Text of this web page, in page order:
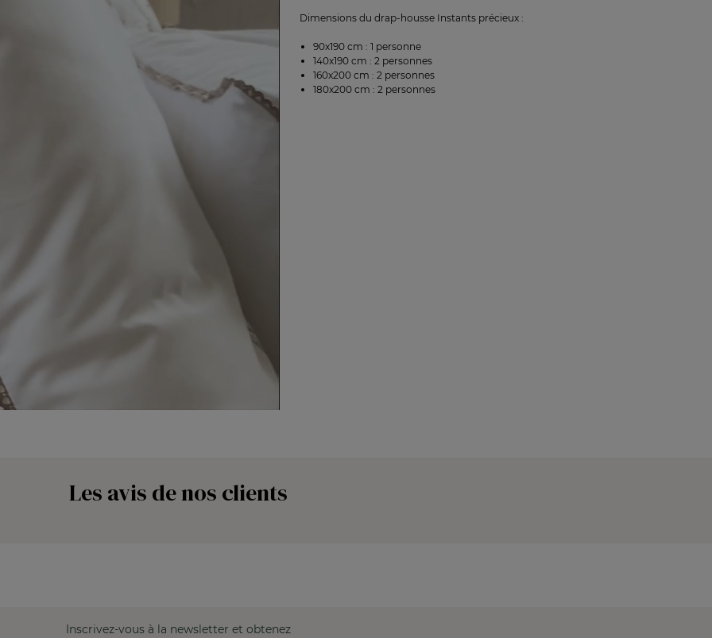
Dimensions du drap-housse Instants précieux :
90x190 cm : 1 personne
140x190 cm : 2 personnes
160x200 cm : 2 personnes
180x200 cm : 2 personnes
Les avis de nos clients
Inscrivez-vous à la newsletter et obtenez